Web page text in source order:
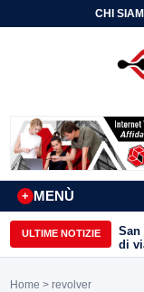
CHI
MENÙ
+
ULTIME NOTIZIE
San
di
Home > revolver